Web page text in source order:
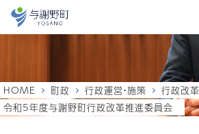
HOME 町政 行政運営・施策
行政改革
令和5年度与謝野町行政改革推進委員会